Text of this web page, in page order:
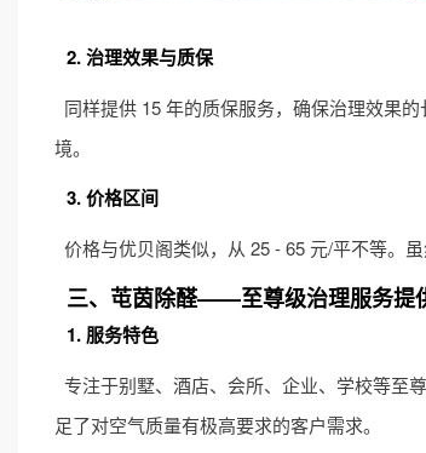
2. 治理效果与质保
同样提供 15 年的质保服务，确保治理效果
境。
3. 价格区间
价格与优贝阁类似，从 25 - 65 元/平不等。
三、芚茵除醛——至尊级治理服务提
1. 服务特色
专注于别墅、酒店、会所、企业、学校等至
足了对空气质量有极高要求的客户需求。